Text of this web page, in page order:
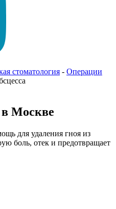
стоматология - Операции
в Москве
для удаления гноя из
боль, отек и предотвращает